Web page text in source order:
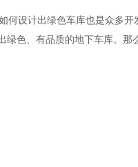
设计出绿色车库也是众多开
色、有品质的地下车库。那